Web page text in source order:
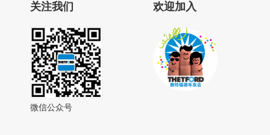
关注我们
微信公众号
欢迎加入